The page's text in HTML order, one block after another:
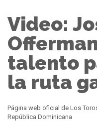
Video:
talento
la ruta
Página web oficial de Los
República Dominicana